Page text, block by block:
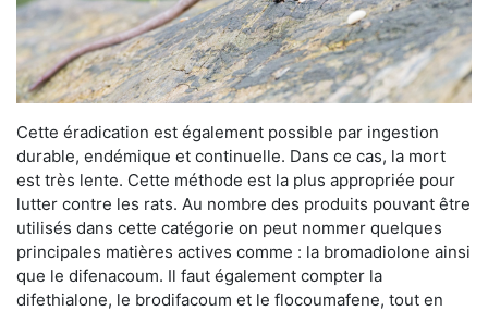
Cette éradication est également possible par ingestion
durable, endémique et continuelle. Dans ce cas, la mort
est très lente. Cette méthode est la plus appropriée pour
lutter contre les rats. Au nombre des produits pouvant être
utilisés dans cette catégorie on peut nommer quelques
principales matières actives comme : la bromadiolone ainsi
que le difenacoum. Il faut également compter la
difethialone, le brodifacoum et le flocoumafene, tout en